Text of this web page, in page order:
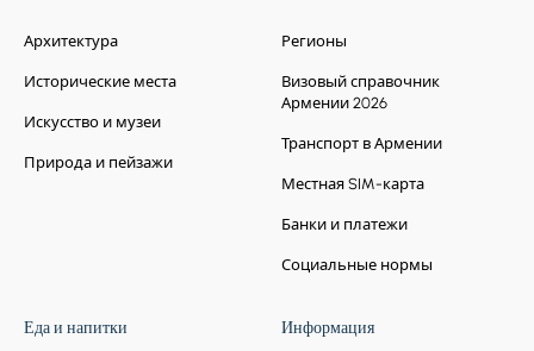
Архитектура
Исторические места
Искусство и музеи
Природа и пейзажи
Регионы
Визовый справочник
Армении 2026
Транспорт в Армении
Местная SIM-карта
Банки и платежи
Социальные нормы
Еда и напитки Информация